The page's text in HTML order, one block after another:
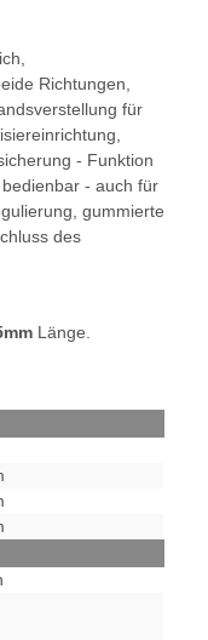
Richtungen,
für
- Funktion
- auch für
gummierte
des
Länge.